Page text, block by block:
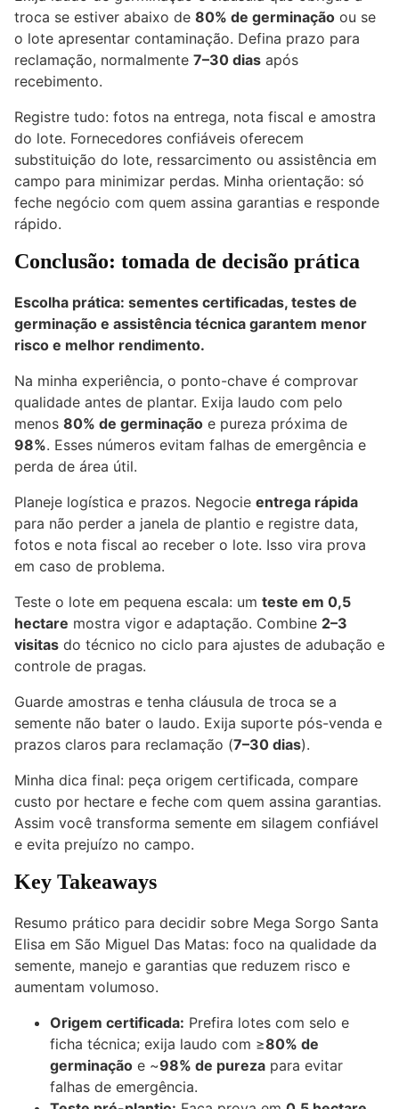
troca se estiver abaixo de 80% de germinação ou se
o lote apresentar contaminação. Defina prazo para
reclamação, normalmente 7–30 dias após
recebimento.
Registre tudo: fotos na entrega, nota fiscal e amostra
do lote. Fornecedores confiáveis oferecem
substituição do lote, ressarcimento ou assistência em
campo para minimizar perdas. Minha orientação: só
feche negócio com quem assina garantias e responde
rápido.
Conclusão: tomada de decisão prática
Escolha prática: sementes certificadas, testes de
germinação e assistência técnica garantem menor
risco e melhor rendimento.
Na minha experiência, o ponto-chave é comprovar
qualidade antes de plantar. Exija laudo com pelo
menos 80% de germinação e pureza próxima de
98%. Esses números evitam falhas de emergência e
perda de área útil.
Planeje logística e prazos. Negocie entrega rápida
para não perder a janela de plantio e registre data,
fotos e nota fiscal ao receber o lote. Isso vira prova
em caso de problema.
Teste o lote em pequena escala: um teste em 0,5
hectare mostra vigor e adaptação. Combine 2–3
visitas do técnico no ciclo para ajustes de adubação e
controle de pragas.
Guarde amostras e tenha cláusula de troca se a
semente não bater o laudo. Exija suporte pós-venda e
prazos claros para reclamação (7–30 dias).
Minha dica final: peça origem certificada, compare
custo por hectare e feche com quem assina garantias.
Assim você transforma semente em silagem confiável
e evita prejuízo no campo.
Key Takeaways
Resumo prático para decidir sobre Mega Sorgo Santa
Elisa em São Miguel Das Matas: foco na qualidade da
semente, manejo e garantias que reduzem risco e
aumentam volumoso.
Origem certificada: Prefira lotes com selo e
ficha técnica; exija laudo com ≥80% de
germinação e ~98% de pureza para evitar
falhas de emergência.